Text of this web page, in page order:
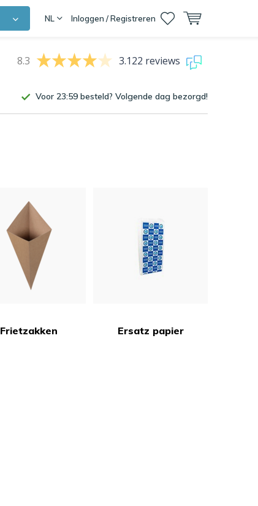
NL Inloggen / Registreren
8.3 3.122 reviews
Voor 23:59 besteld? Volgende dag bezorgd!
Frietzakken Ersatz papier